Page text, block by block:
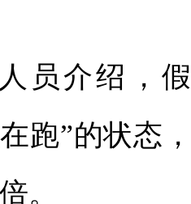
介绍，假
跑”的状态
。